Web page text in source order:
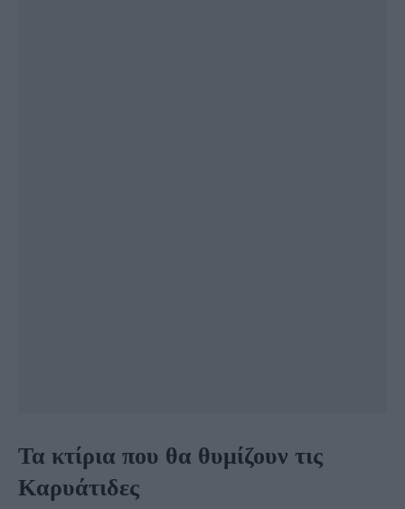
Τα κτίρια που θα θυμίζουν τις
Καρυάτιδες